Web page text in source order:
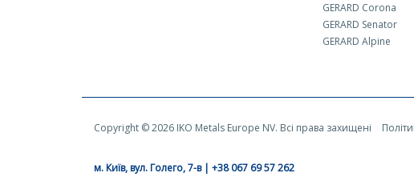
GERARD Corona
GERARD Senator
GERARD Alpine
Copyright © 2026 IKO Metals Europe NV. Всі права захищені
м. Київ, вул. Голего, 7-в | +38 067 69 57 262